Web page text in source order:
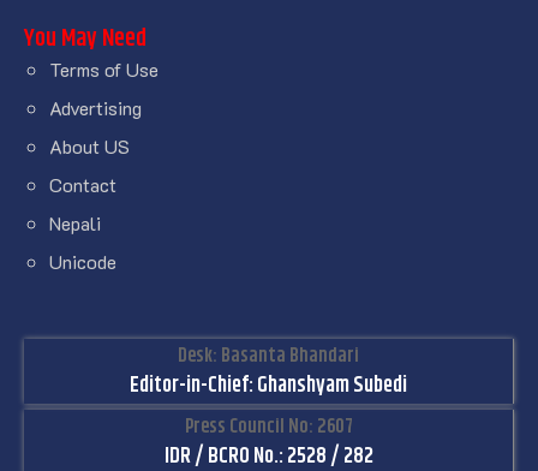
You May Need
Terms of Use
Advertising
About US
Contact
Nepali
Unicode
Desk: Basanta Bhandari
Editor-in-Chief: Ghanshyam Subedi
Press Council No: 2607
IDR / BCRO No.: 2528 / 282